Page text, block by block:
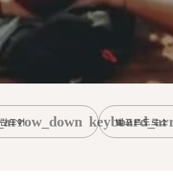
드어 벨포르도로소